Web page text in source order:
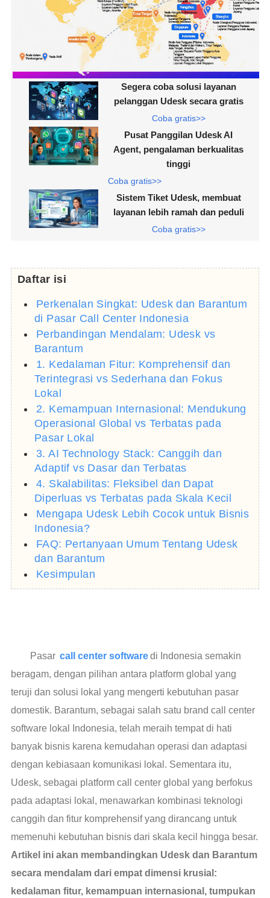
Segera coba solusi layanan
pelanggan Udesk secara gratis
Coba gratis>>
Pusat Panggilan Udesk AI
Agent, pengalaman berkualitas
tinggi
Coba gratis>>
Sistem Tiket Udesk, membuat
layanan lebih ramah dan peduli
Coba gratis>>
Daftar isi
Perkenalan Singkat: Udesk dan Barantum
di Pasar Call Center Indonesia
Perbandingan Mendalam: Udesk vs
Barantum
1. Kedalaman Fitur: Komprehensif dan
Terintegrasi vs Sederhana dan Fokus
Lokal
2. Kemampuan Internasional: Mendukung
Operasional Global vs Terbatas pada
Pasar Lokal
3. AI Technology Stack: Canggih dan
Adaptif vs Dasar dan Terbatas
4. Skalabilitas: Fleksibel dan Dapat
Diperluas vs Terbatas pada Skala Kecil
Mengapa Udesk Lebih Cocok untuk Bisnis
Indonesia?
FAQ: Pertanyaan Umum Tentang Udesk
dan Barantum
Kesimpulan
Pasar call center softwaredi Indonesia semakin
beragam, dengan pilihan antara platform global yang
teruji dan solusi lokal yang mengerti kebutuhan pasar
domestik. Barantum, sebagai salah satu brand call center
software lokal Indonesia, telah meraih tempat di hati
banyak bisnis karena kemudahan operasi dan adaptasi
dengan kebiasaan komunikasi lokal. Sementara itu,
Udesk, sebagai platform call center global yang berfokus
pada adaptasi lokal, menawarkan kombinasi teknologi
canggih dan fitur komprehensif yang dirancang untuk
memenuhi kebutuhan bisnis dari skala kecil hingga besar.
Artikel ini akan membandingkan Udesk dan Barantum
secara mendalam dari empat dimensi krusial:
kedalaman fitur, kemampuan internasional, tumpukan